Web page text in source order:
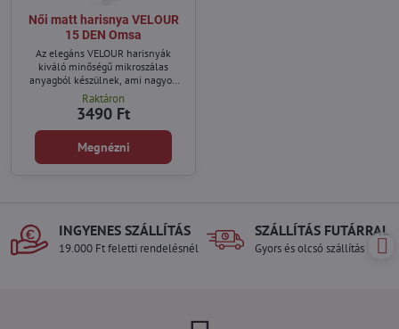
Női matt harisnya VELOUR
15 DEN Omsa
Az elegáns VELOUR harisnyák
kiváló minőségű mikroszálas
anyagból készülnek, ami nagyon
puha tapintásúvá és szakadásállóvá
teszi.
Raktáron
3490 Ft
Megnézni
INGYENES SZÁLLÍTÁS
19.000 Ft feletti rendelésnél
SZÁLLÍTÁS FUTÁRRAL
Gyors és olcsó szállítás